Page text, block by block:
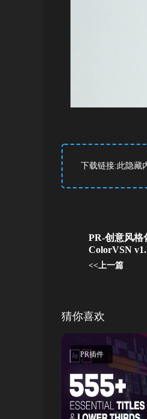
下载链接:此隐藏
PR-创意风格
ColorVSN
<<上一篇
猜你喜欢
PR插件